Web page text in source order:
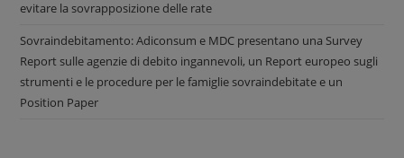
evitare la sovrapposizione delle rate
Sovraindebitamento: Adiconsum e MDC presentano una Survey
Report sulle agenzie di debito ingannevoli, un Report europeo sugli
strumenti e le procedure per le famiglie sovraindebitate e un
Position Paper